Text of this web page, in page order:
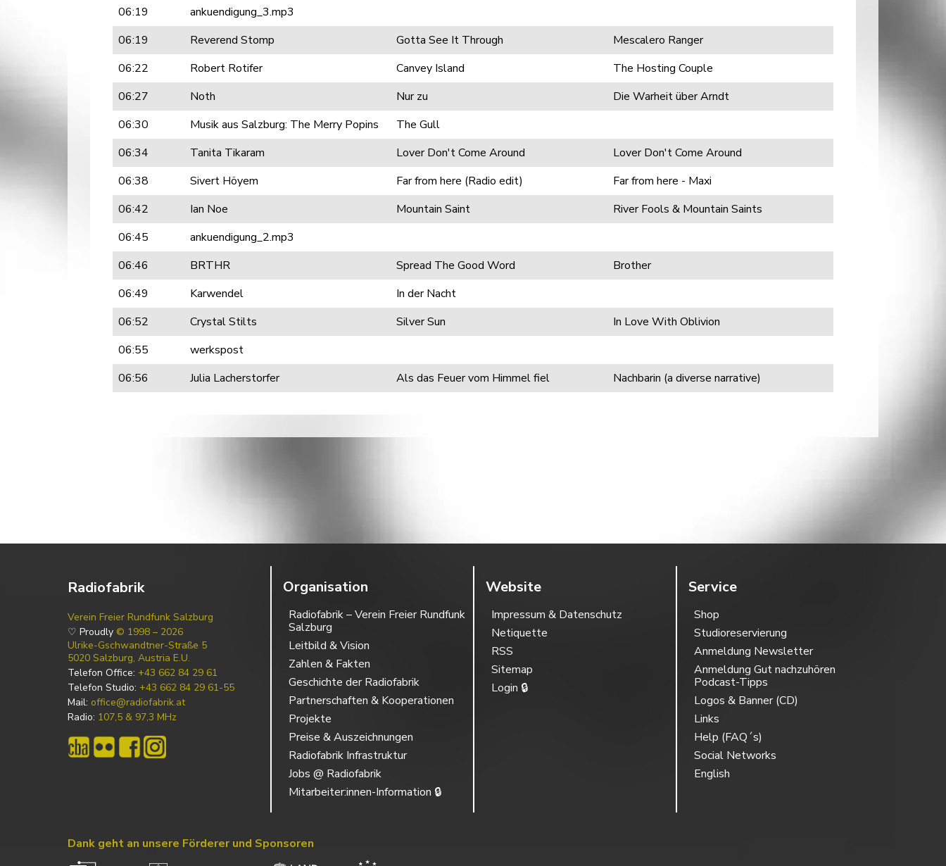
06:19
ankuendigung_3.mp3
06:19
Reverend Stomp Gotta See It Through
Mescalero Ranger
06:22
Robert Rotifer Canvey Island
The Hosting Couple
06:27
Noth Nur zu
Die Warheit über Arndt
06:30
Musik aus Salzburg: The Merry Popins
The Gull
06:34
Tanita Tikaram Lover Don't Come Around
Lover Don't Come Around
06:38
Sivert Höyem Far from here (Radio edit)
Far from here - Maxi
06:42
Ian Noe Mountain Saint
River Fools & Mountain Saints
06:45
ankuendigung_2.mp3
06:46
BRTHR Spread The Good Word
Brother
06:49
Karwendel
In der Nacht
06:52
Crystal Stilts Silver Sun
In Love With Oblivion
06:55
werkspost
06:56
Julia Lacherstorfer Als das Feuer vom Himmel fiel Nachbarin (a diverse narrative)
Radiofabrik
Verein Freier Rundfunk Salzburg
♡ Proudly © 1998 – 2026
Ulrike-Gschwandtner-Straße 5
5020 Salzburg, Austria E.U.
Telefon Office: +43 662 84 29 61
Telefon Studio: +43 662 84 29 61-55
Mail: office@radiofabrik.at
Radio: 107,5 & 97,3 MHz
Organisation
Radiofabrik – Verein Freier Rundfunk
Salzburg
Leitbild & Vision
Zahlen & Fakten
Geschichte der Radiofabrik
Partnerschaften & Kooperationen
Projekte
Preise & Auszeichnungen
Radiofabrik Infrastruktur
Jobs @ Radiofabrik
Mitarbeiter:innen-Information 🔒
Website
Impressum & Datenschutz
Netiquette
RSS
Sitemap
Login 🔒
Service
Shop
Studioreservierung
Anmeldung Newsletter
Anmeldung Gut nachzuhören
Podcast-Tipps
Logos & Banner (CD)
Links
Help (FAQ´s)
Social Networks
English
Dank geht an unsere Förderer und Sponsoren